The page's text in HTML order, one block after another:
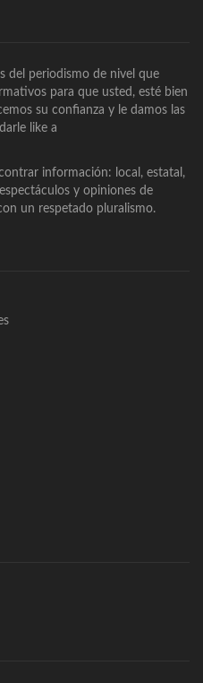
del periodismo de nivel que
para que usted, esté bien
su confianza y le damos las
like a
información: local, estatal,
y opiniones de
un respetado pluralismo.